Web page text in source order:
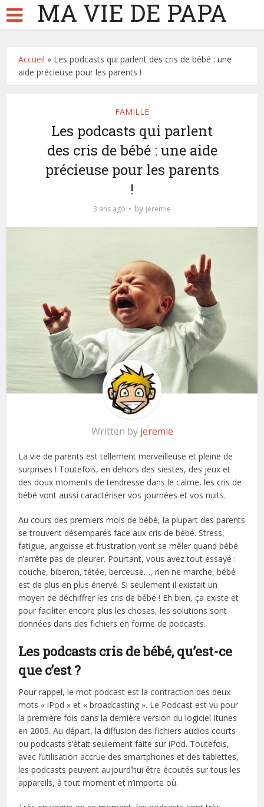
MA VIE DE PAPA
Accueil » Les podcasts qui parlent des cris de bébé : une
aide précieuse pour les parents !
FAMILLE
Les podcasts qui parlent
des cris de bébé : une aide
précieuse pour les parents
!
3 ans ago by jeremie
Written by jeremie
La vie de parents est tellement merveilleuse et pleine de
surprises ! Toutefois, en dehors des siestes, des jeux et
des doux moments de tendresse dans le calme, les cris de
bébé vont aussi caractériser vos journées et vos nuits.
Au cours des premiers mois de bébé, la plupart des parents
se trouvent désemparés face aux cris de bébé. Stress,
fatigue, angoisse et frustration vont se mêler quand bébé
n’arrête pas de pleurer. Pourtant, vous avez tout essayé :
couche, biberon, tétée, berceuse…, rien ne marche, bébé
est de plus en plus énervé. Si seulement il existait un
moyen de déchiffrer les cris de bébé ! Eh bien, ça existe et
pour faciliter encore plus les choses, les solutions sont
données dans des fichiers en forme de podcasts.
Les podcasts cris de bébé, qu’est-ce
que c’est ?
Pour rappel, le mot podcast est la contraction des deux
mots « iPod » et « broadcasting ». Le Podcast est vu pour
la première fois dans la dernière version du logiciel Itunes
en 2005. Au départ, la diffusion des fichiers audios courts
ou podcasts s’était seulement faite sur iPod. Toutefois,
avec l’utilisation accrue des smartphones et des tablettes,
les podcasts peuvent aujourd’hui être écoutés sur tous les
appareils, à tout moment et n’importe où.